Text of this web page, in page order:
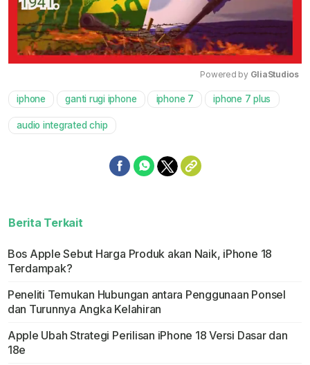
Mute
Powered by GliaStudios
iphone ganti rugi iphone iphone 7 iphone 7 plus
audio integrated chip
Berita Terkait
Bos Apple Sebut Harga Produk akan Naik, iPhone 18
Terdampak?
Peneliti Temukan Hubungan antara Penggunaan Ponsel
dan Turunnya Angka Kelahiran
Apple Ubah Strategi Perilisan iPhone 18 Versi Dasar dan
18e